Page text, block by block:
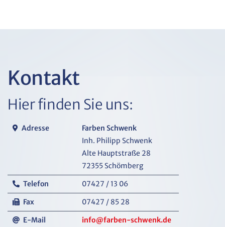
Kontakt
Hier finden Sie uns:
Adresse
Farben Schwenk
Inh. Philipp Schwenk
Alte Hauptstraße 28
72355 Schömberg
Telefon
07427 / 13 06
Fax
07427 / 85 28
E-Mail
info@farben-schwenk.de